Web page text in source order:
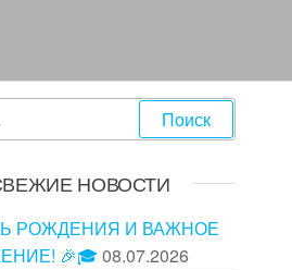
НОВОСТИ
РОЖДЕНИЯ И ВАЖНОЕ
🎉🎓08.07.2026